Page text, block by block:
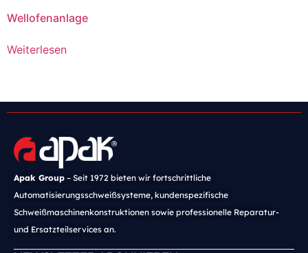
Wellofenanlage
Weiterlesen
Apak Group – Seit 1972 bieten wir fortschrittliche
Automatisierungsschweißsysteme, kundenspezifische
Schweißmaschinenkonstruktionen sowie professionelle Reparatur-
und Ersatzteilservices an.